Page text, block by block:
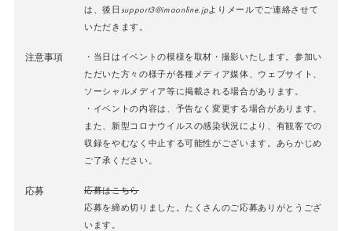
は、後日 support3@imaonline.jpよりメールでご連絡させて
いただきます。
注意事項
・当日はイベントの模様を取材・撮影いたします。参加い
ただいた方々の様子が各種メディア媒体、ウェブサイト、
ソーシャルメディア等に掲載される場合があります。
・イベントの内容は、予告なく変更する場合があります。
また、新型コロナウイルスの感染状況により、有観客での
収録をやむなく中止する可能性がございます。あらかじめ
ご了承ください。
応募
応募はこちら
応募を締め切りました。たくさんのご応募ありがとうござ
います。